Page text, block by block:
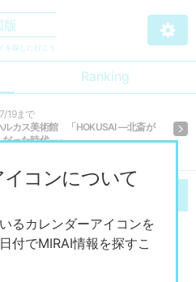
版
を探しに行こう
Ranking
19まで
ルカス美術館 「HOKUSAI ―北斎が
だった時代―」
館90周年記念
コンについて
るカレンダーアイコンを
付でMIRAI情報を探すこ